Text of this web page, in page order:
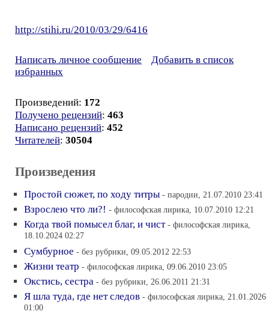
http://stihi.ru/2010/03/29/6416
Написать личное сообщение
Добавить в список
избранных
Произведений: 172
Получено рецензий: 463
Написано рецензий: 452
Читателей: 30504
Произведения
Простой сюжет, по ходу титры - пародии, 21.07.2010 23:41
Взрослею что ли?! - философская лирика, 10.07.2010 12:21
Когда твой помысел благ, и чист - философская лирика,
18.10.2024 02:27
Сумбурное - без рубрики, 09.05.2012 22:53
Жизни театр - философская лирика, 09.06.2010 23:05
Окстись, сестра - без рубрики, 26.06.2011 21:31
Я шла туда, где нет следов - философская лирика, 21.01.2026
01:00